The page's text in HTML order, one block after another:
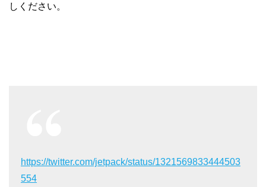
しください。
https://twitter.com/jetpack/status/1321569833444503
554